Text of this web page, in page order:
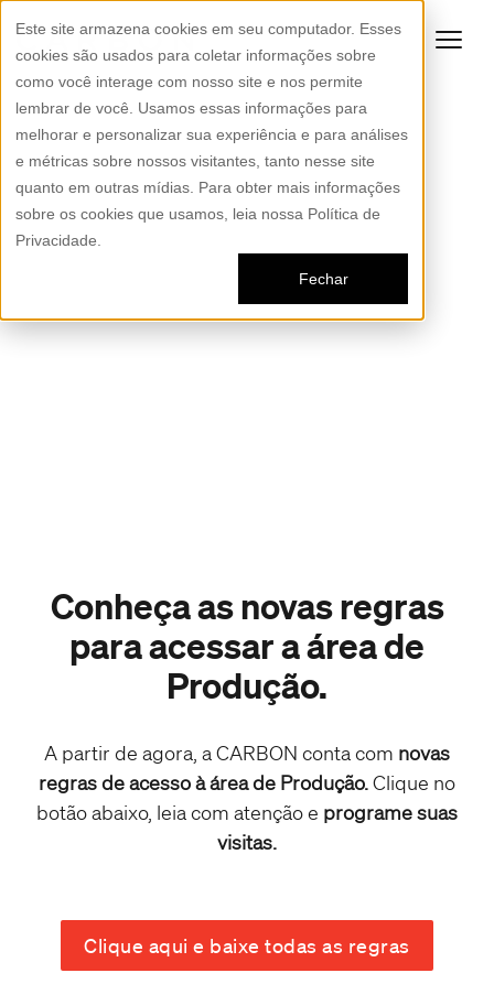
Este site armazena cookies em seu computador. Esses
cookies são usados para coletar informações sobre
como você interage com nosso site e nos permite
lembrar de você. Usamos essas informações para
melhorar e personalizar sua experiência e para análises
e métricas sobre nossos visitantes, tanto nesse site
quanto em outras mídias. Para obter mais informações
sobre os cookies que usamos, leia nossa Política de
Privacidade.
Fechar
Conheça as novas regras
para acessar a área de
Produção.
A partir de agora, a CARBON conta com novas
regras de acesso à área de Produção.Clique no
botão abaixo, leia com atenção e programe suas
visitas.
Clique aqui e baixe todas as regras